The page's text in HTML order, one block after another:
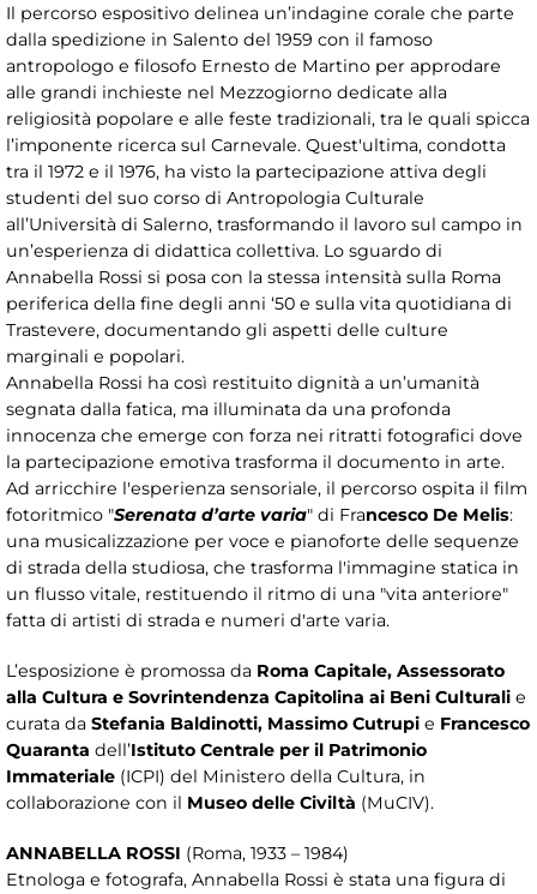
Il percorso espositivo delinea un’indagine corale che parte
dalla spedizione in Salento del 1959 con il famoso
antropologo e filosofo Ernesto de Martino per approdare
alle grandi inchieste nel Mezzogiorno dedicate alla
religiosità popolare e alle feste tradizionali, tra le quali spicca
l’imponente ricerca sul Carnevale. Quest'ultima, condotta
tra il 1972 e il 1976, ha visto la partecipazione attiva degli
studenti del suo corso di Antropologia Culturale
all’Università di Salerno, trasformando il lavoro sul campo in
un’esperienza di didattica collettiva. Lo sguardo di
Annabella Rossi si posa con la stessa intensità sulla Roma
periferica della fine degli anni ‘50 e sulla vita quotidiana di
Trastevere, documentando gli aspetti delle culture
marginali e popolari.
Annabella Rossi ha così restituito dignità a un’umanità
segnata dalla fatica, ma illuminata da una profonda
innocenza che emerge con forza nei ritratti fotografici dove
la partecipazione emotiva trasforma il documento in arte.
Ad arricchire l'esperienza sensoriale, il percorso ospita il film
fotoritmico "Serenata d’arte varia" di Francesco De Melis:
una musicalizzazione per voce e pianoforte delle sequenze
di strada della studiosa, che trasforma l'immagine statica in
un flusso vitale, restituendo il ritmo di una "vita anteriore"
fatta di artisti di strada e numeri d'arte varia.
L’esposizione è promossa da Roma Capitale, Assessorato
alla Cultura e Sovrintendenza Capitolina ai Beni Culturali e
curata da Stefania Baldinotti, Massimo Cutrupi e Francesco
Quaranta dell’Istituto Centrale per il Patrimonio
Immateriale (ICPI) del Ministero della Cultura, in
collaborazione con il Museo delle Civiltà (MuCIV).
ANNABELLA ROSSI (Roma, 1933 – 1984)
Etnologa e fotografa, Annabella Rossi è stata una figura di